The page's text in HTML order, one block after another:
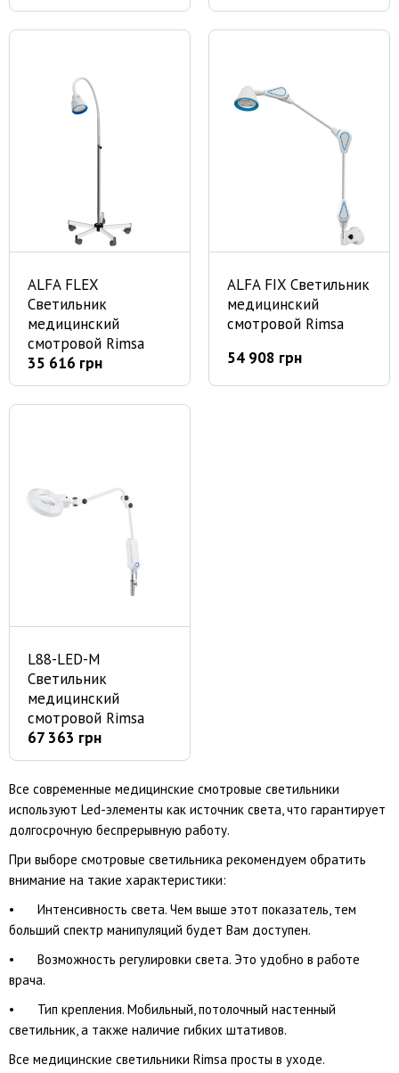
ALFA FLEX
Светильник
медицинский
смотровой Rimsa
35 616 грн
ALFA FIX Светильник
медицинский
смотровой Rimsa
54 908 грн
L88-LED-М
Светильник
медицинский
смотровой Rimsa
67 363 грн
Все современные медицинские смотровые светильники
используют Led-элементы как источник света, что гарантирует
долгосрочную беспрерывную работу.
При выборе смотровые светильника рекомендуем обратить
внимание на такие характеристики:
•
Интенсивность света. Чем выше этот показатель, тем
больший спектр манипуляций будет Вам доступен.
•
Возможность регулировки света. Это удобно в работе
врача.
•
Тип крепления. Мобильный, потолочный настенный
светильник, а также наличие гибких штативов.
Все медицинские светильники Rimsa просты в уходе.